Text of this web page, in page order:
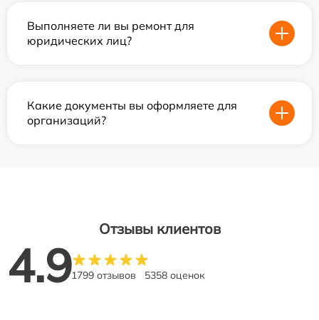
Выполняете ли вы ремонт для
юридических лиц?
Какие документы вы оформляете для
организаций?
Отзывы клиентов
4.91799 отзывов 5358 оценок